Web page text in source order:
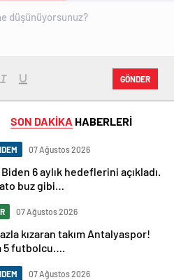
GÖNDER
SON DAKİKA HABERLERİ
07 Ağustos 2026
6 aylık hedeflerini açıkladı.
buz gibi…
07 Ağustos 2026
kızaran takım Antalyaspor!
5 futbolcu….
07 Ağustos 2026